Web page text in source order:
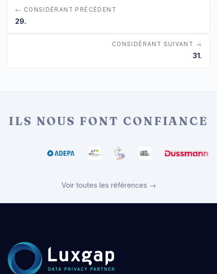
← CONSIDÉRANT PRÉCÉDENT
29.
CONSIDÉRANT SUIVANT →
31.
ILS NOUS FONT CONFIANCE
Voir toutes les références →